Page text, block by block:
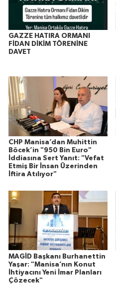
GAZZE HATIRA ORMANI
FİDAN DİKİM TÖRENİNE
DAVET
CHP Manisa’dan Muhittin
Böcek’in "950 Bin Euro"
İddiasına Sert Yanıt: "Vefat
Etmiş Bir İnsan Üzerinden
İftira Atılıyor"
MAGİD Başkanı Burhanettin
Yaşar: "Manisa’nın Konut
İhtiyacını Yeni İmar Planları
Çözecek"